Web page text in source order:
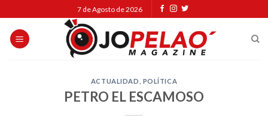
to
content
7 de Agosto de 2026
ACTUALIDAD POLÍTICA
PETRO EL ESCAMOSO